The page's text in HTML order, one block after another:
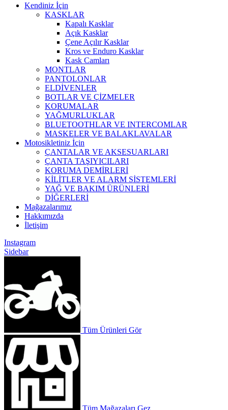
Kendiniz İçin
KASKLAR
Kapalı Kasklar
Açık Kasklar
Çene Açılır Kasklar
Kros ve Enduro Kasklar
Kask Camları
MONTLAR
PANTOLONLAR
ELDİVENLER
BOTLAR VE ÇİZMELER
KORUMALAR
YAĞMURLUKLAR
BLUETOOTHLAR VE INTERCOMLAR
MASKELER VE BALAKLAVALAR
Motosikletiniz İçin
ÇANTALAR VE AKSESUARLARI
ÇANTA TAŞIYICILARI
KORUMA DEMİRLERİ
KİLİTLER VE ALARM SİSTEMLERİ
YAĞ VE BAKIM ÜRÜNLERİ
DİĞERLERİ
Mağazalarımız
Hakkımızda
İletişim
Instagram
Sidebar
Tüm Ürünleri Gör
Tüm Mağazaları Gez